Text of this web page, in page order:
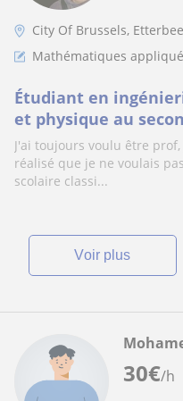
City Of Brussels,
Mathématiques
Étudiant en
et physique au
J'ai toujours voulu être
réalisé que je ne voulais
scolaire classi...
voir plus
30€/h